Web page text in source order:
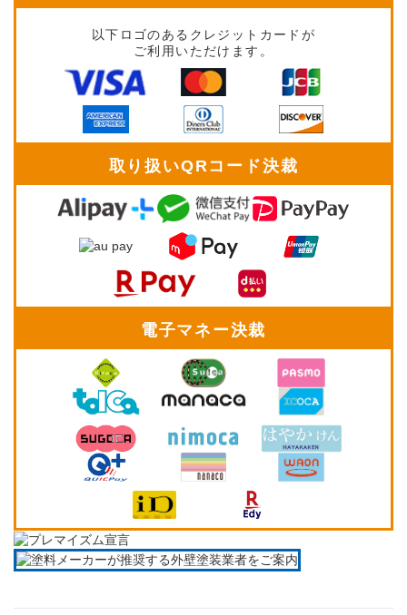
以下ロゴのあるクレジットカードが
ご利用いただけます。
取り扱いQRコード決裁
電子マネー決裁